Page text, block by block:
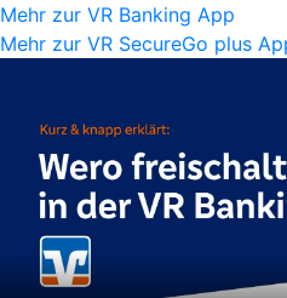
Mehr zur VR Banking App
Mehr zur VR SecureGo plus